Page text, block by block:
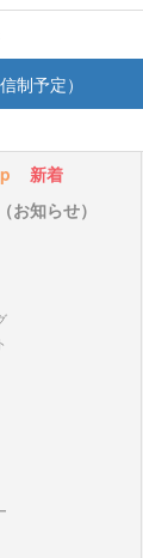
制予定）
新着
お知らせ）